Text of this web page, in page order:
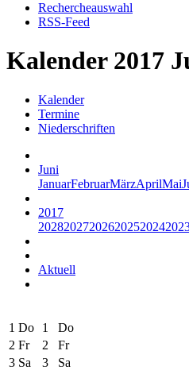
Rechercheauswahl
RSS-Feed
Kalender 2017
Kalender
Termine
Niederschriften
Juni
JanuarFebruarMärzAprilMai
2017
20282027202620252024
Aktuell
1 Do 1
Do
2 Fr 2
Fr
3 Sa 3
Sa